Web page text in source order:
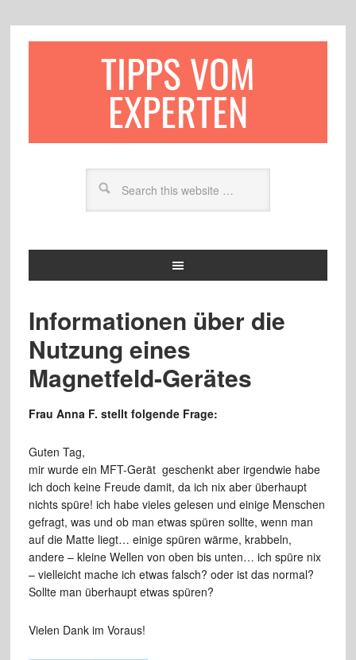
TIPPS VOM
EXPERTEN
Informationen über die
Nutzung eines
Magnetfeld-Gerätes
Frau Anna F. stellt folgende Frage:
Guten Tag,
mir wurde ein MFT-Gerät geschenkt aber irgendwie habe
ich doch keine Freude damit, da ich nix aber überhaupt
nichts spüre! ich habe vieles gelesen und einige Menschen
gefragt, was und ob man etwas spüren sollte, wenn man
auf die Matte liegt… einige spüren wärme, krabbeln,
andere – kleine Wellen von oben bis unten… ich spüre nix
– vielleicht mache ich etwas falsch? oder ist das normal?
Sollte man überhaupt etwas spüren?
Vielen Dank im Voraus!